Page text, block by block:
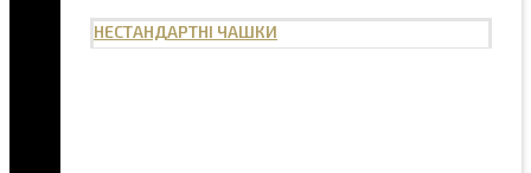
НЕСТАНДАРТНІ ЧАШКИ